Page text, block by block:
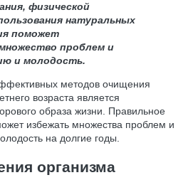
физической
натуральных
поможет
проблем и
и молодость.
методов очищения
возраста является
образа жизни. Правильное
избежать множества проблем и
на долгие годы.
организма